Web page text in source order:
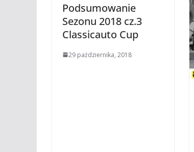
Podsumowanie
Sezonu 2018 cz.3
Classicauto Cup
29 października, 2018